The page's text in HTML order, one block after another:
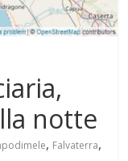
notte
, Falvaterra,